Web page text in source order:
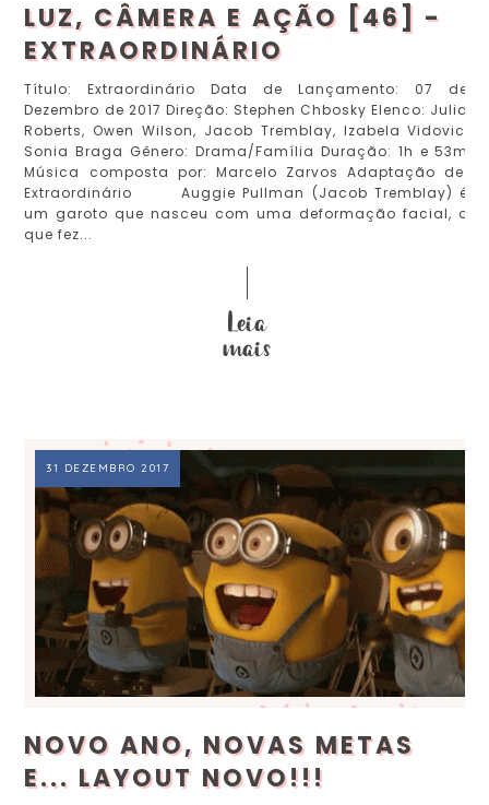
LUZ, CÂMERA E AÇÃO [46] -
EXTRAORDINÁRIO
Título: Extraordinário Data de Lançamento: 07 de
Dezembro de 2017 Direção: Stephen Chbosky Elenco: Julia
Roberts, Owen Wilson, Jacob Tremblay, Izabela Vidovic,
Sonia Braga Gênero: Drama/Família Duração: 1h e 53m
Música composta por: Marcelo Zarvos Adaptação de:
Extraordinário Auggie Pullman (Jacob Tremblay) é
um garoto que nasceu com uma deformação facial, o
que fez...
31 DEZEMBRO 2017
NOVO ANO, NOVAS METAS
E... LAYOUT NOVO!!!